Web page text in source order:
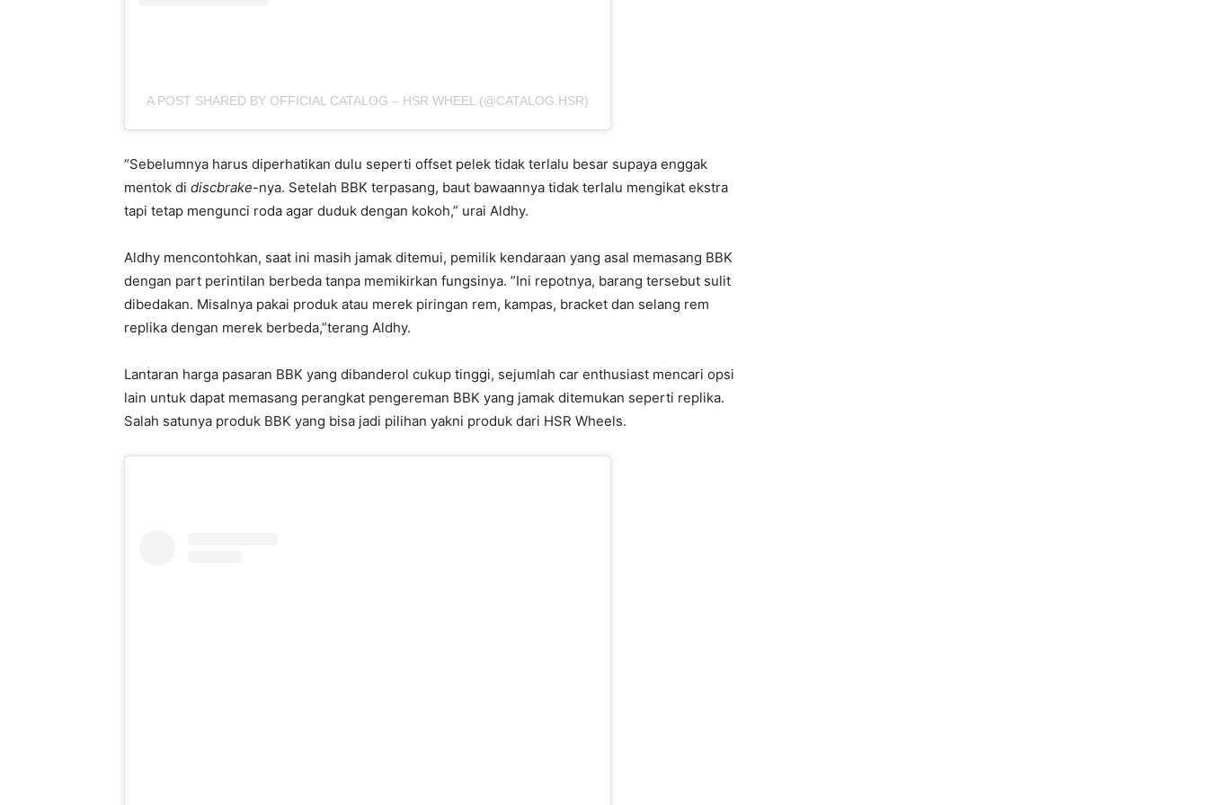
A POST SHARED BY OFFICIAL CATALOG – HSR WHEEL (@CATALOG.HSR)
“Sebelumnya harus diperhatikan dulu seperti offset pelek tidak terlalu besar supaya enggak
mentok di discbrake-nya. Setelah BBK terpasang, baut bawaannya tidak terlalu mengikat ekstra
tapi tetap mengunci roda agar duduk dengan kokoh,” urai Aldhy.
Aldhy mencontohkan, saat ini masih jamak ditemui, pemilik kendaraan yang asal memasang BBK
dengan part perintilan berbeda tanpa memikirkan fungsinya. ”Ini repotnya, barang tersebut sulit
dibedakan. Misalnya pakai produk atau merek piringan rem, kampas, bracket dan selang rem
replika dengan merek berbeda,”terang Aldhy.
Lantaran harga pasaran BBK yang dibanderol cukup tinggi, sejumlah car enthusiast mencari opsi
lain untuk dapat memasang perangkat pengereman BBK yang jamak ditemukan seperti replika.
Salah satunya produk BBK yang bisa jadi pilihan yakni produk dari HSR Wheels.